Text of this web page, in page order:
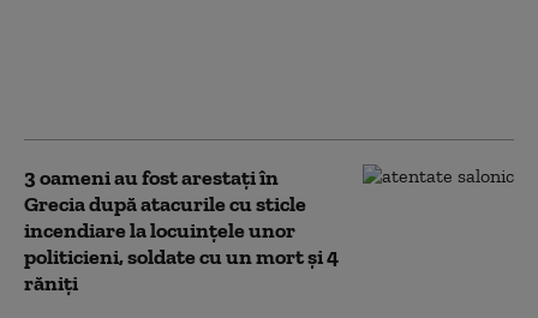
3 oameni au fost arestați în
Grecia după atacurile cu sticle
incendiare la locuințele unor
politicieni, soldate cu un mort și 4
răniți